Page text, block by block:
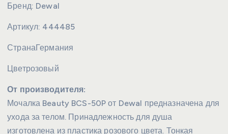
Бренд: Dewal
Артикул: 444485
СтранаГермания
Цветрозовый
От производителя:
Мочалка Beauty BCS-50P от Dewal предназначена для
ухода за телом. Принадлежность для душа
изготовлена из пластика розового цвета. Тонкая